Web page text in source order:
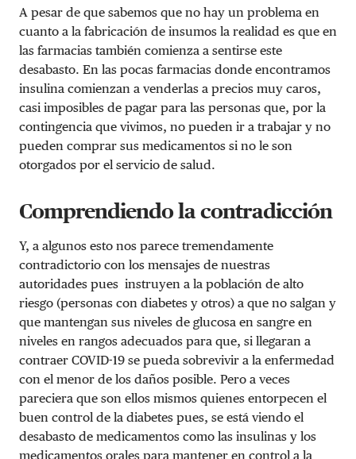
A pesar de que sabemos que no hay un problema en
cuanto a la fabricación de insumos la realidad es que en
las farmacias también comienza a sentirse este
desabasto. En las pocas farmacias donde encontramos
insulina comienzan a venderlas a precios muy caros,
casi imposibles de pagar para las personas que, por la
contingencia que vivimos, no pueden ir a trabajar y no
pueden comprar sus medicamentos si no le son
otorgados por el servicio de salud.
Comprendiendo la contradicción
Y, a algunos esto nos parece tremendamente
contradictorio con los mensajes de nuestras
autoridades pues instruyen a la población de alto
riesgo (personas con diabetes y otros) a que no salgan y
que mantengan sus niveles de glucosa en sangre en
niveles en rangos adecuados para que, si llegaran a
contraer COVID-19 se pueda sobrevivir a la enfermedad
con el menor de los daños posible. Pero a veces
pareciera que son ellos mismos quienes entorpecen el
buen control de la diabetes pues, se está viendo el
desabasto de medicamentos como las insulinas y los
medicamentos orales para mantener en control a la